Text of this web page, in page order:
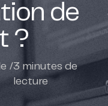
de
?
/3 minutes de
lecture